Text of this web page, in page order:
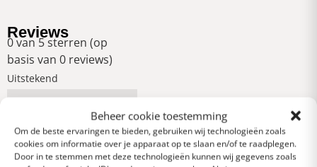
Beheer cookie toestemming
Om de beste ervaringen te bieden, gebruiken wij technologieën zoals
cookies om informatie over je apparaat op te slaan en/of te raadplegen.
Door in te stemmen met deze technologieën kunnen wij gegevens zoals
Reviews
0 van 5 sterren (op
basis van 0 reviews)
Uitstekend
Heel goed